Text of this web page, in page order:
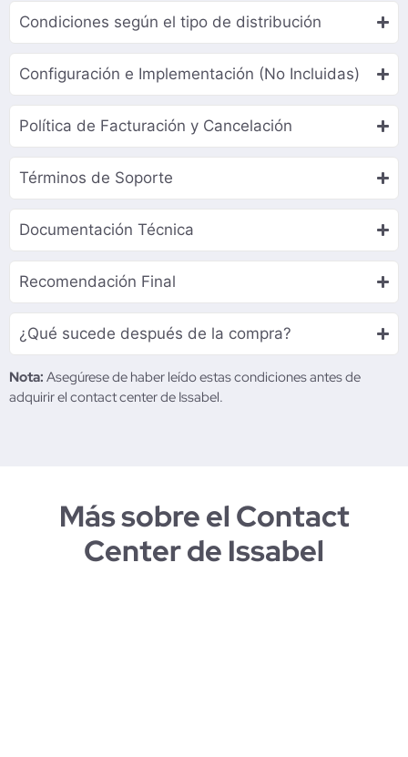
Condiciones según el tipo de distribución
Configuración e Implementación (No Incluidas)
Política de Facturación y Cancelación
Términos de Soporte
Documentación Técnica
Recomendación Final
¿Qué sucede después de la compra?
Nota: Asegúrese de haber leído estas condiciones antes de
adquirir el contact center de Issabel.
Más sobre el Contact
Center de Issabel